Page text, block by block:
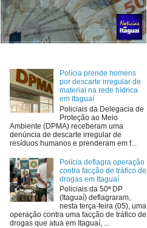
Polícia prende homens
por descarte irregular de
material na rede hídrica
em Itaguaí
Policiais da Delegacia de
Proteção ao Meio
Ambiente (DPMA) receberam uma
denúncia de descarte irregular de
resíduos humanos e prenderam em f...
Polícia deflagra operação
contra facção de tráfico de
drogas em Itaguaí
Policiais da 50ª DP
(Itaguaí) deflagraram,
nesta terça-feira (05), uma
operação contra uma facção de tráfico de
drogas que atua em Itaguaí, ...